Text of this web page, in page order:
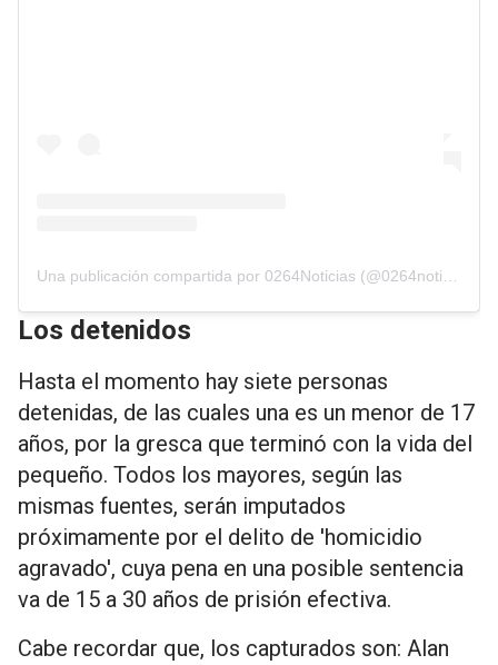
Una publicación compartida por 0264Noticias (@0264noticias)
Los detenidos
Hasta el momento hay siete personas
detenidas, de las cuales una es un menor de 17
años, por la gresca que terminó con la vida del
pequeño. Todos los mayores, según las
mismas fuentes, serán imputados
próximamente por el delito de 'homicidio
agravado', cuya pena en una posible sentencia
va de 15 a 30 años de prisión efectiva.
Cabe recordar que, los capturados son: Alan